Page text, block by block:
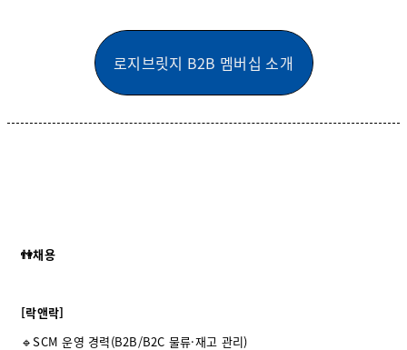
로지브릿지 B2B 멤버십 소개
👫채용
[락앤락]
🔹SCM 운영 경력(B2B/B2C 물류·재고 관리)